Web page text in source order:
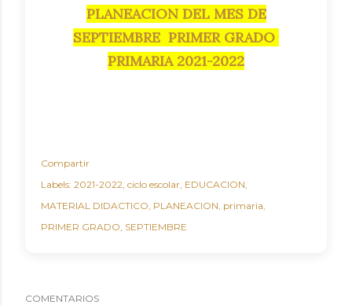
PLANEACION DEL MES DE
SEPTIEMBRE PRIMER GRADO
PRIMARIA 2021-2022
Compartir
Labels: 2021-2022 ciclo escolar EDUCACION
MATERIAL DIDACTICO PLANEACION primaria
PRIMER GRADO SEPTIEMBRE
COMENTARIOS